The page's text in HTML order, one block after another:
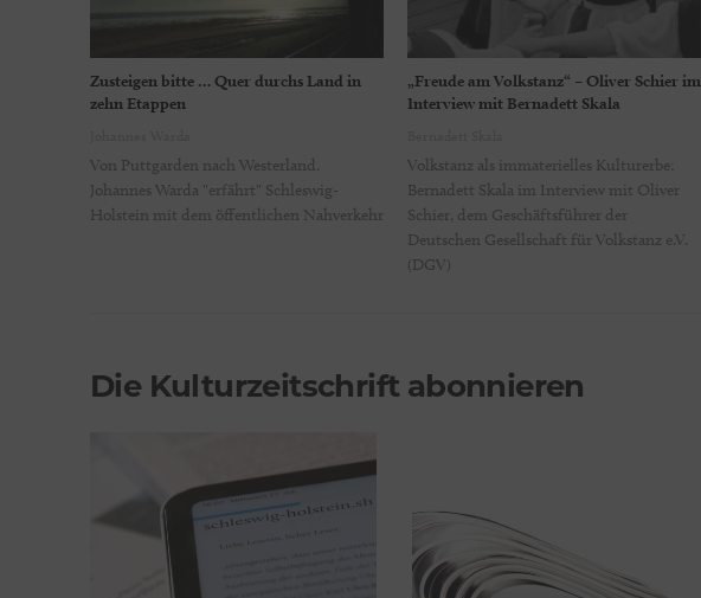
Zusteigen bitte … Quer durchs Land in
zehn Etappen
Von Puttgarden nach Westerland.
Johannes Warda "erfährt" Schleswig-
Holstein mit dem öffentlichen Nahverkehr
„Freude am Volkstanz“ – Oliver Schier im
Interview mit Bernadett Skala
Volkstanz als immaterielles Kulturerbe:
Bernadett Skala im Interview mit Oliver
Schier, dem Geschäftsführer der
Deutschen Gesellschaft für Volkstanz e.V.
(DGV)
Die Kulturzeitschrift abonnieren